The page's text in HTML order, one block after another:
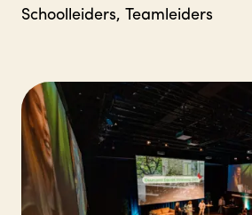
Schoolleiders, Teamleiders